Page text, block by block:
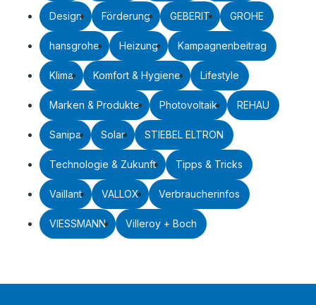
Design Förderung GEBERIT GROHE
hansgrohe Heizung Kampagnenbeitrag
Klima Komfort & Hygiene Lifestyle
Marken & Produkte Photovoltaik REHAU
Sanipa Solar STIEBEL ELTRON
Technologie & Zukunft Tipps & Tricks
Vaillant VALLOX Verbraucherinfos
VIESSMANN Villeroy + Boch